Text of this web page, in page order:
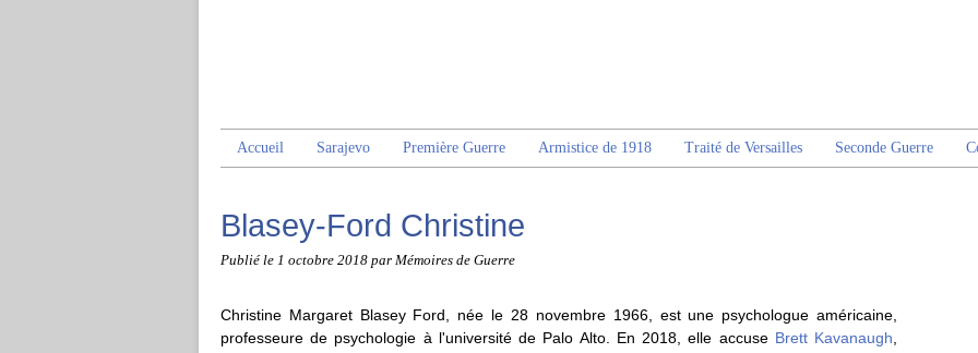
Accueil Sarajevo Première Guerre Armistice de 1918 Traité de Versailles Seconde Guerre
Blasey-Ford Christine
Publié le 1 octobre 2018 par Mémoires de Guerre
Christine Margaret Blasey Ford, née le 28 novembre 1966, est une psychologue américaine,
professeure de psychologie à l'université de Palo Alto. En 2018, elle accuse Brett Kavanaugh